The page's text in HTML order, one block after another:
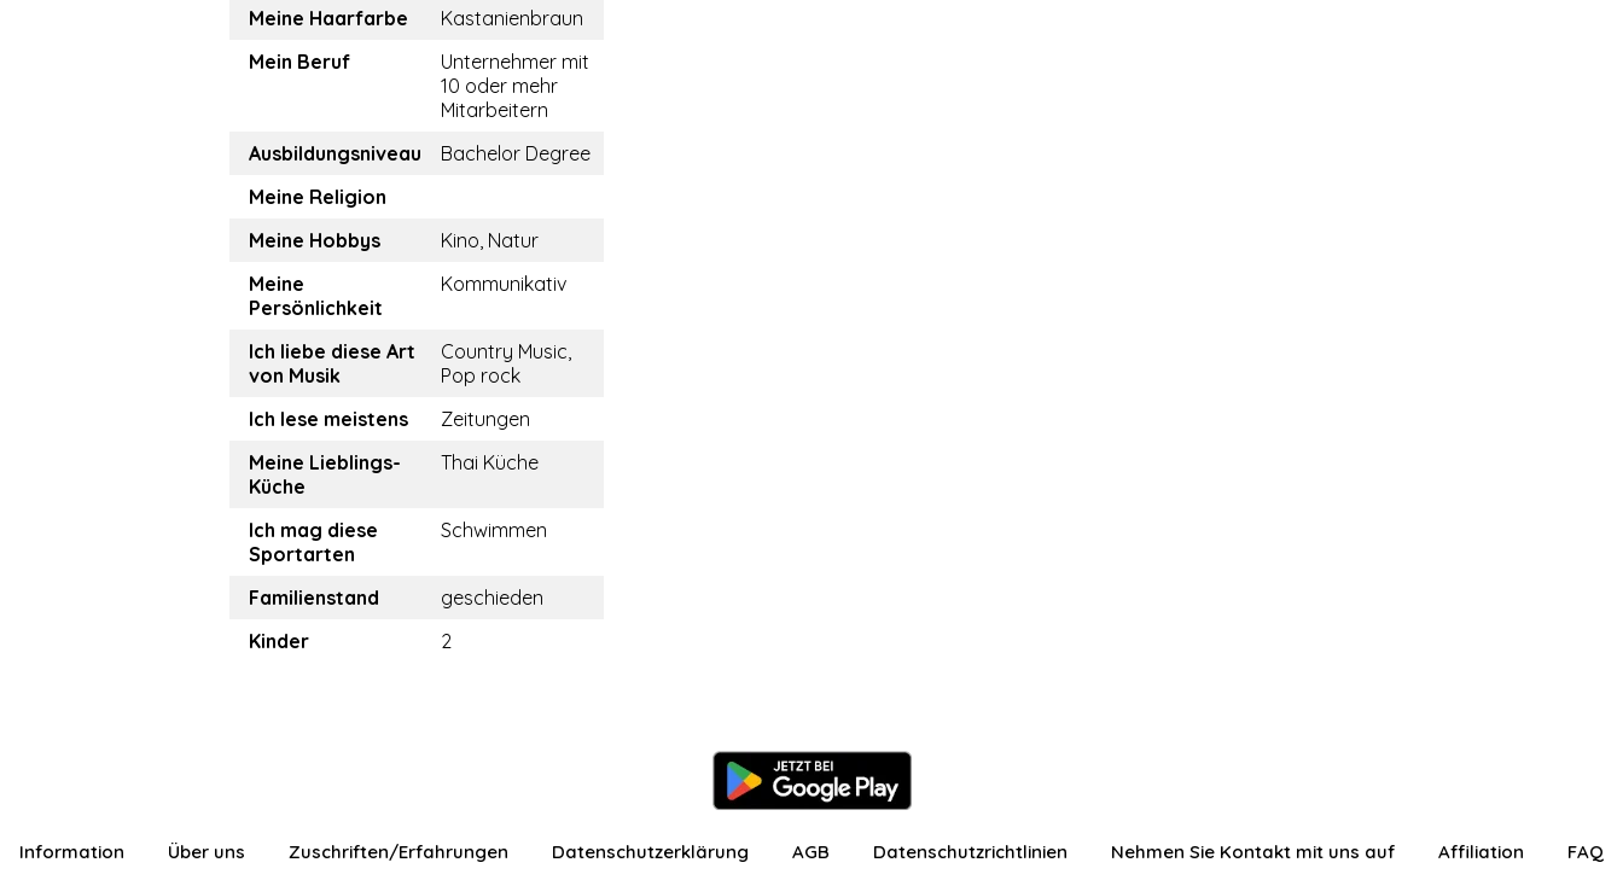
Meine Haarfarbe
Kastanienbraun
Mein Beruf
Unternehmer mit
10 oder mehr
Mitarbeitern
Ausbildungsniveau
Bachelor Degree
Meine Religion
Meine Hobbys
Kino, Natur
Meine
Persönlichkeit
Kommunikativ
Ich liebe diese Art
von Musik
Country Music,
Pop rock
Ich lese meistens
Zeitungen
Meine Lieblings-
Küche
Thai Küche
Ich mag diese
Sportarten
Schwimmen
Familienstand
geschieden
Kinder
2
Information Über uns Zuschriften/Erfahrungen Datenschutzerklärung AGB Datenschutzrichtlinien Nehmen Sie Kontakt mit uns auf Affiliation FAQ